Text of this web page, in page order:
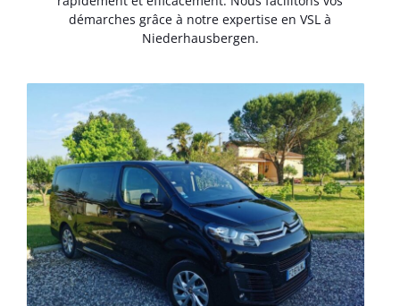
démarches grâce à notre expertise en VSL à
Niederhausbergen.